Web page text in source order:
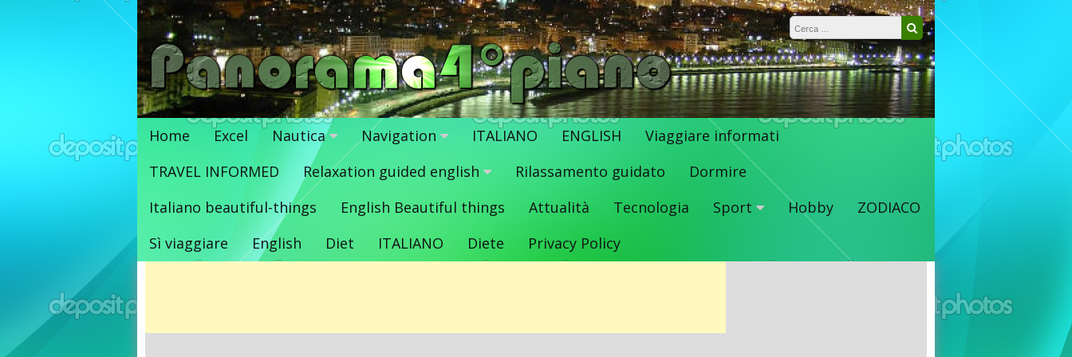
Vai
contenuto
Ricerca per:
Cerca
Home Excel Nautica Navigation ITALIANO ENGLISH
Viaggiare informati
TRAVEL INFORMED
Relaxation guided english Rilassamento guidato
Dormire
Italiano beautiful-things
English Beautiful things Attualità Tecnologia Sport Hobby
ZODIACO
Sì viaggiare
English Diet ITALIANO Diete Privacy Policy